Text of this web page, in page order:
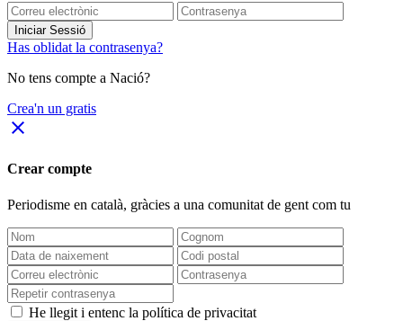
Iniciar Sessió
Has oblidat la contrasenya?
No tens compte a Nació?
Crea'n un gratis
close
Crear compte
Periodisme en català, gràcies a una comunitat de gent com tu
He llegit i entenc la política de privacitat